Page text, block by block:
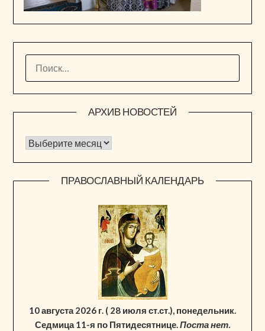
АРХИВ НОВОСТЕЙ
Архив новостей
ПРАВОСЛАВНЫЙ КАЛЕНДАРЬ
10 августа 2026 г. ( 28 июля ст.ст.), понедельник.
Седмица 11-я по Пятидесятнице.Поста нет.